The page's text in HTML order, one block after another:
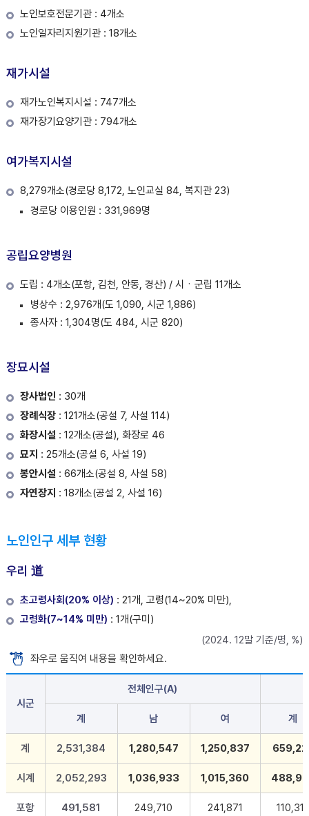
노인보호전문기관 : 4개소
노인일자리지원기관 : 18개소
재가시설
재가노인복지시설 : 747개소
재가장기요양기관 : 794개소
여가복지시설
8,279개소(경로당 8,172, 노인교실 84, 복지관 23)
경로당 이용인원 : 331,969명
공립요양병원
도립 : 4개소(포항, 김천, 안동, 경산) / 시ㆍ군립 11개소
병상수 : 2,976개(도 1,090, 시군 1,886)
종사자 : 1,304명(도 484, 시군 820)
장묘시설
장사법인 : 30개
장례식장: 121개소(공설 7, 사설 114)
화장시설 : 12개소(공설), 화장로 46
묘지 : 25개소(공설 6, 사설 19)
봉안시설 : 66개소(공설 8, 사설 58)
자연장지 : 18개소(공설 2, 사설 16)
노인인구 세부 현황
우리 道
초고령사회(20% 이상) : 21개, 고령(14~20% 미만),
고령화(7~14% 미만) : 1개(구미)
(2024. 12말 기준/명, %)
좌우로 움직여 내용을 확인하세요.
시군
전체인구(A)
계 남 여 계
계 2,531,384 1,280,547 1,250,837
시계 2,052,293 1,036,933 1,015,360
포항 491,581 249,710 241,871 110,312